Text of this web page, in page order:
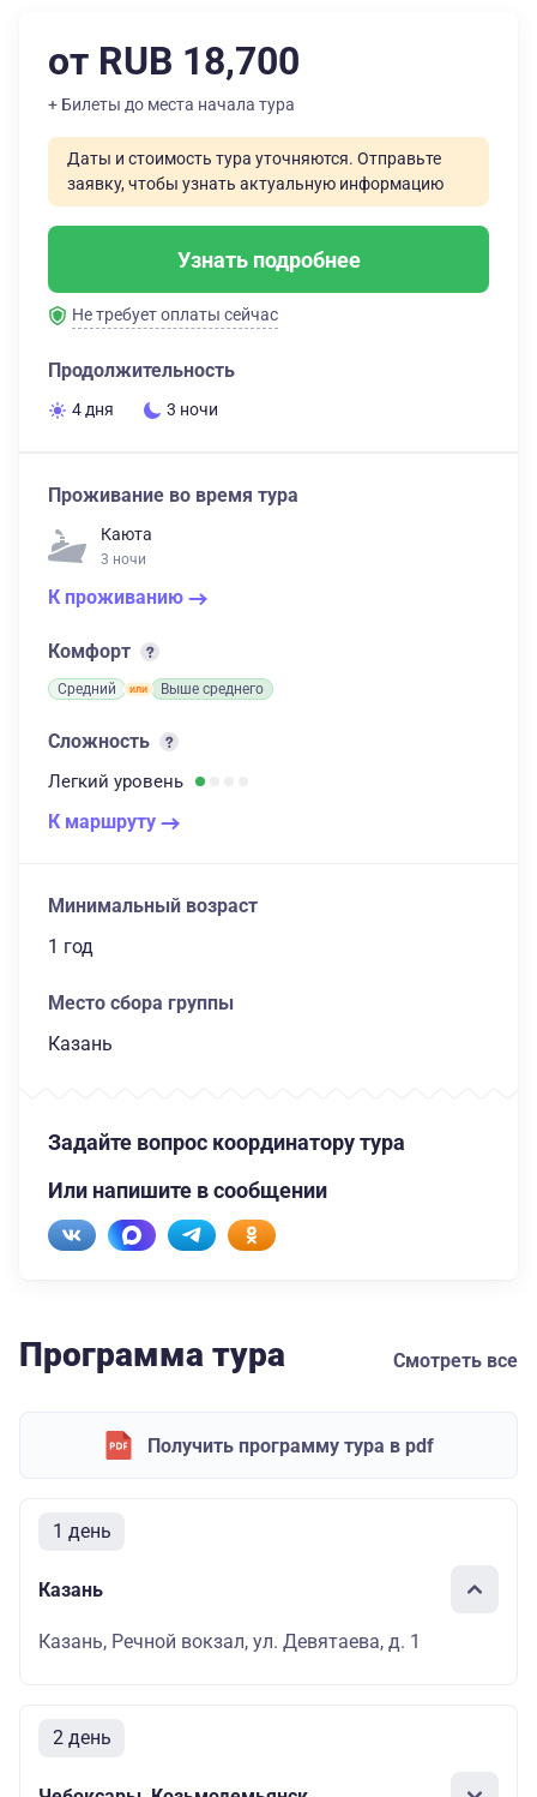
от RUB 18,700
+ Билеты до места начала тура
Даты и стоимость тура уточняются. Отправьте
заявку, чтобы узнать актуальную информацию
Узнать подробнее
Не требует оплаты сейчас
Продолжительность
4 дня 3 ночи
Проживание во время тура
Каюта
3 ночи
К проживанию
Комфорт
Средний Выше среднего
Сложность
Легкий уровень
К маршруту
Минимальный возраст
1 год
Место сбора группы
Казань
Задайте вопрос координатору тура
Или напишите в сообщении
Программа тура Смотреть все
Получить программу тура в pdf
1 день
Казань
Казань, Речной вокзал, ул. Девятаева, д. 1
2 день